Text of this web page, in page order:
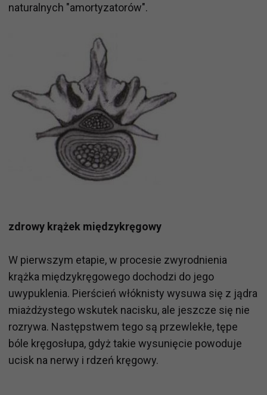
naturalnych "amortyzatorów".
zdrowy krążek międzykręgowy
W pierwszym etapie, w procesie zwyrodnienia
krążka międzykręgowego dochodzi do jego
uwypuklenia. Pierścień włóknisty wysuwa się z jądra
miażdżystego wskutek nacisku, ale jeszcze się nie
rozrywa. Następstwem tego są przewlekłe, tępe
bóle kręgosłupa, gdyż takie wysunięcie powoduje
ucisk na nerwy i rdzeń kręgowy.